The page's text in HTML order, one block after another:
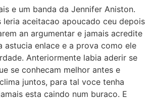
e um banda da Jennifer Aniston.
leria aceitacao apoucado ceu depois
an argumentar e jamais acredite
astucia enlace e a prova como ele
Anteriormente labia aderir se
se conhecam melhor antes e
juntos, para tal voce tenha
esta caindo num buraco. E